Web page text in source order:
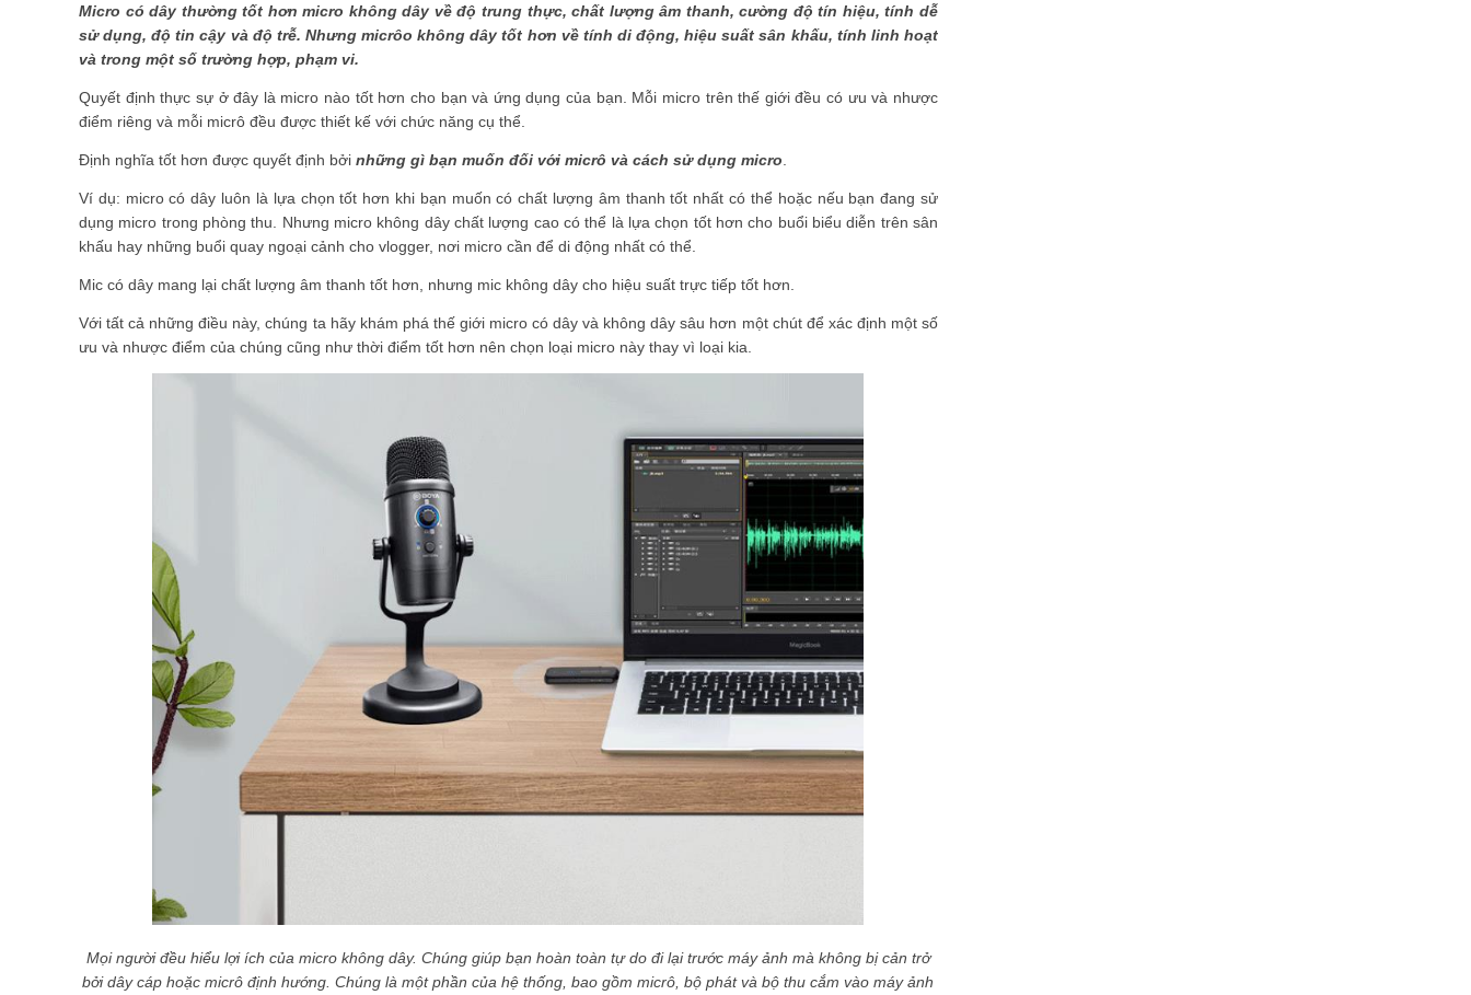
Micro có dây thường tốt hơn micro không dây về độ trung thực, chất lượng âm thanh, cường độ tín hiệu, tính dễ
sử dụng, độ tin cậy và độ trễ. Nhưng micrôo không dây tốt hơn về tính di động, hiệu suất sân khấu, tính linh hoạt
và trong một số trường hợp, phạm vi.
Quyết định thực sự ở đây là micro nào tốt hơn cho bạn và ứng dụng của bạn. Mỗi micro trên thế giới đều có ưu và nhược
điểm riêng và mỗi micrô đều được thiết kế với chức năng cụ thể.
Định nghĩa tốt hơn được quyết định bởi những gì bạn muốn đối với micrô và cách sử dụng micro
Ví dụ: micro có dây luôn là lựa chọn tốt hơn khi bạn muốn có chất lượng âm thanh tốt nhất có thể hoặc nếu bạn đang sử
dụng micro trong phòng thu. Nhưng micro không dây chất lượng cao có thể là lựa chọn tốt hơn cho buổi biểu diễn trên sân
khấu hay những buổi quay ngoại cảnh cho vlogger, nơi micro cần để di động nhất có thể.
Mic có dây mang lại chất lượng âm thanh tốt hơn, nhưng mic không dây cho hiệu suất trực tiếp tốt hơn.
Với tất cả những điều này, chúng ta hãy khám phá thế giới micro có dây và không dây sâu hơn một chút để xác định một số
ưu và nhược điểm của chúng cũng như thời điểm tốt hơn nên chọn loại micro này thay vì loại kia.
Mọi người đều hiểu lợi ích của micro không dây. Chúng giúp bạn hoàn toàn tự do đi lại trước máy ảnh mà không bị cản trở
bởi dây cáp hoặc micrô định hướng. Chúng là một phần của hệ thống, bao gồm micrô, bộ phát và bộ thu cắm vào máy ảnh